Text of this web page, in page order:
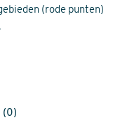
(rode punten)
(0)